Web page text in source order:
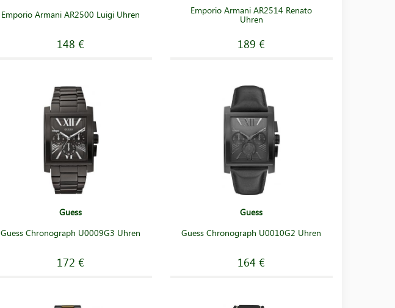
Emporio Armani AR2500 Luigi Uhren
148 €
Emporio Armani AR2514 Renato
Uhren
189 €
Guess
Guess Chronograph U0009G3 Uhren
172 €
Guess
Guess Chronograph U0010G2 Uhren
164 €